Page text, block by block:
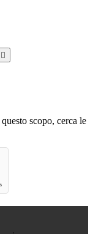

scopo, cerca le